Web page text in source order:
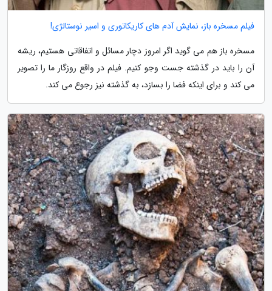
فیلم مسخره باز، نمایش آدم های کاریکاتوری و اسیر نوستالژی!
مسخره باز هم می گوید اگر امروز دچار مسائل و اتفاقاتی هستیم، ریشه
آن را باید در گذشته جست وجو کنیم. فیلم در واقع روزگار ما را تصویر
می کند و برای اینکه فضا را بسازد، به گذشته نیز رجوع می کند.